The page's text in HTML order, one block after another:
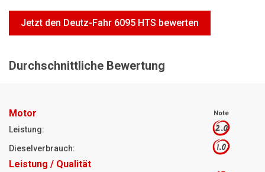
Hoflader
Jetzt Bewerten
Jetzt den Deutz-Fahr 6095 HTS bewerten
Durchschnittliche Bewertung
Motor Note
Leistung: 2.0
Dieselverbrauch: 1.0
Leistung / Qualität